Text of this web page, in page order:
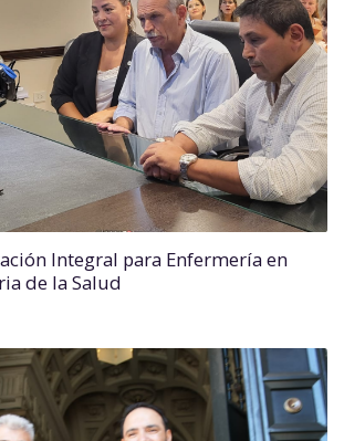
Integral para Enfermería en
de la Salud